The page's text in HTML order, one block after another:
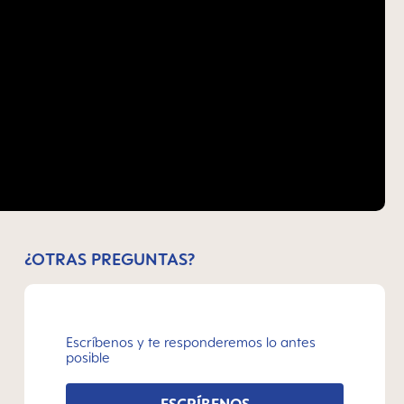
¿OTRAS PREGUNTAS?
Escríbenos y te responderemos lo antes
posible